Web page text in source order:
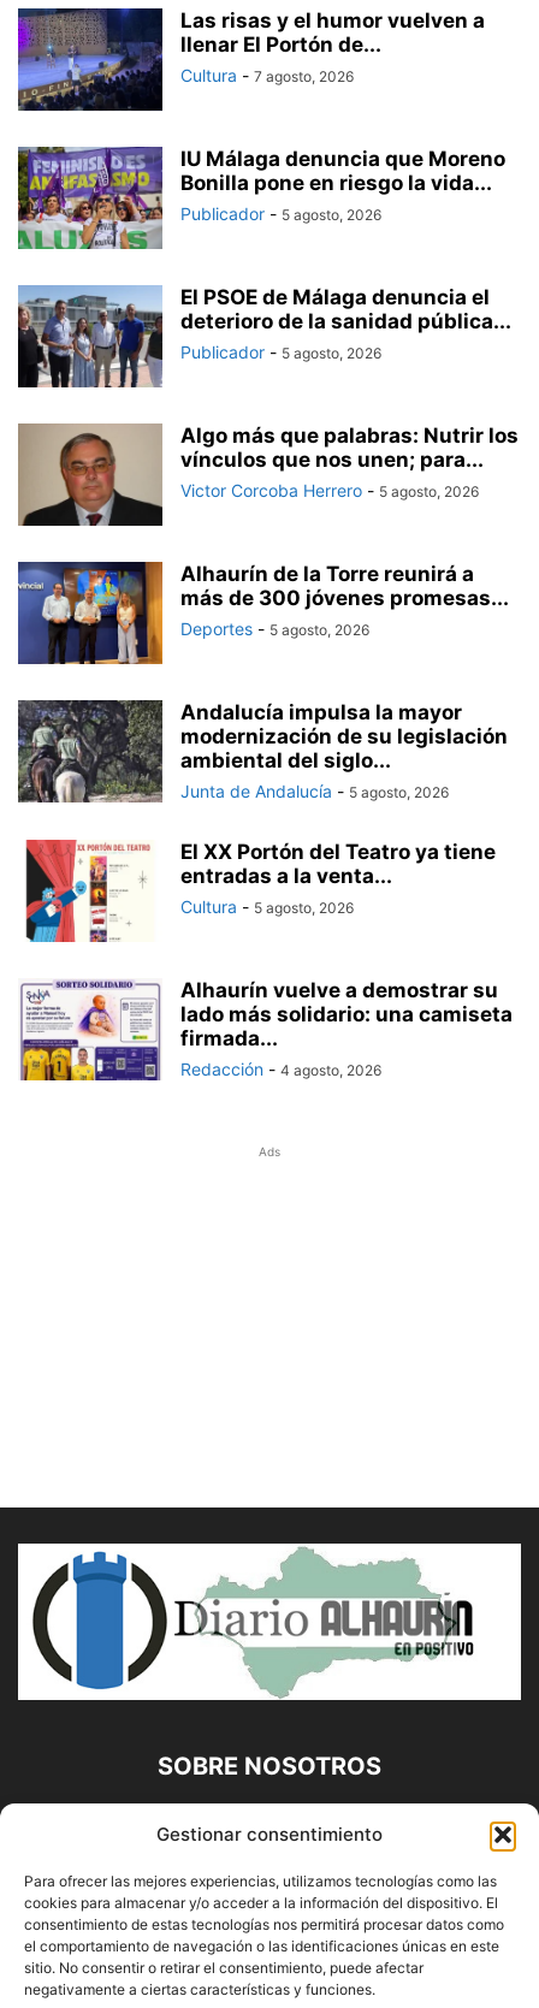
Gestionar consentimiento
Para ofrecer las mejores experiencias, utilizamos tecnologías como las
cookies para almacenar y/o acceder a la información del dispositivo. El
consentimiento de estas tecnologías nos permitirá procesar datos como
el comportamiento de navegación o las identificaciones únicas en este
sitio. No consentir o retirar el consentimiento, puede afectar
negativamente a ciertas características y funciones.
Las risas y el humor vuelven a
llenar El Portón de...
Cultura - 7 agosto, 2026
IU Málaga denuncia que Moreno
Bonilla pone en riesgo la vida...
Publicador - 5 agosto, 2026
El PSOE de Málaga denuncia el
deterioro de la sanidad pública...
Publicador - 5 agosto, 2026
Algo más que palabras: Nutrir los
vínculos que nos unen; para...
Victor Corcoba Herrero - 5 agosto, 2026
Alhaurín de la Torre reunirá a
más de 300 jóvenes promesas...
Deportes - 5 agosto, 2026
Andalucía impulsa la mayor
modernización de su legislación
ambiental del siglo...
Junta de Andalucía - 5 agosto, 2026
El XX Portón del Teatro ya tiene
entradas a la venta...
Cultura - 5 agosto, 2026
Alhaurín vuelve a demostrar su
lado más solidario: una camiseta
firmada...
Redacción - 4 agosto, 2026
Ads
SOBRE NOSOTROS
Diario Alhaurín (www.alhaurindelatorre.com) Propiedad de
Francisco E. López López | 639 95 71 95 | Noticias de
Alhaurín de la Torre, Málaga y Provincia|
Contáctanos:info@alhaurindelatorre.com
SÍGUENOS